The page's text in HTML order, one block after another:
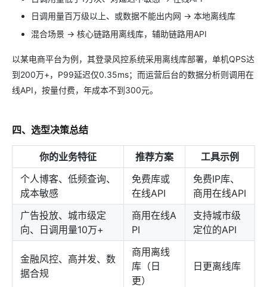
日调用量百万级以上、或数据不能出内网 → 本地离线库
混合场景 → 核心链路用离线库，辅助链路用API
以某电商平台为例，其登录风控系统采用离线库部署，单机QPS达
到200万+，P99延迟仅0.35ms；而运营后台的数据分析则调用在
线API，按量付费，年成本不到300元。
四、选型决策总结
你的业务特征 推荐方案
工具示例
个人博客、低频查询、
成本敏感
免费库或
在线API
免费IP库、
商用在线API
广告投放、城市级定
向、日调用量10万+
商用在线A
PI
支持城市级
定位的API
金融风控、高并发、数
据合规
商用离线
库（日
更）
日更离线库